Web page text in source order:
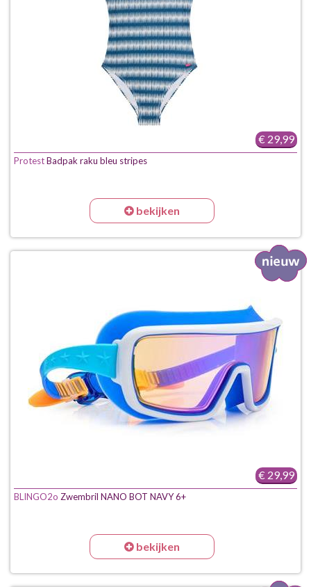
€ 29,99
ProtestBadpak raku bleu stripes
bekijken
€ 29,99
BLINGO2o Zwembril NANO BOT NAVY 6+
bekijken